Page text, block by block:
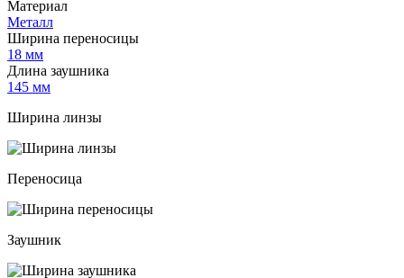
Материал
Металл
Ширина переносицы
18 мм
Длина заушника
145 мм
Ширина линзы
Переносица
Заушник